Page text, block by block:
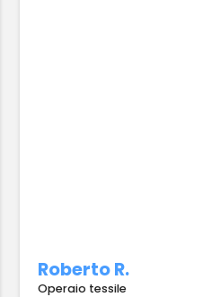
Roberto R.
Operaio tessile